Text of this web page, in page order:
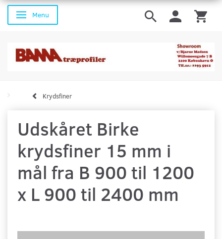
Skifte navigation
Menu
Krydsfiner
Udskåret Birke
krydsfiner 15 mm i
mål fra B 900 til 1200
x L 900 til 2400 mm